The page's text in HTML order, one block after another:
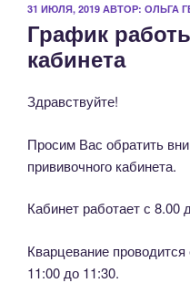
ОПУБЛИКОВАНО
31 ИЮЛЯ, 2019 АВТОР: ОЛЬГА
График
кабинета
Здравствуйте!
Просим Вас обратить
прививочного кабинета.
Кабинет работает с 8.00
Кварцевание
11:00 до 11:30.